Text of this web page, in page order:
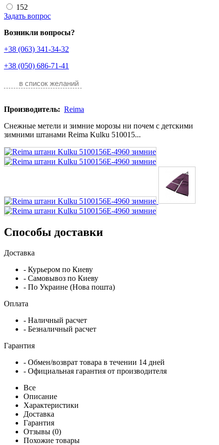
152
Задать вопрос
Возникли вопросы?
+38 (063) 341-34-32
+38 (050) 686-71-41
в список желаний
Производитель: Reima
Снежные метели и зимние морозы ни почем с детскими
зимними штанами Reima Kulku 510015...
Способы доставки
Доставка
- Курьером по Киеву
- Самовывоз по Киеву
- По Украине (Нова пошта)
Оплата
- Наличный расчет
- Безналичный расчет
Гарантия
- Обмен/возврат товара в течении 14 дней
- Официальная гарантия от производителя
Все
Описание
Характеристики
Доставка
Гарантия
Отзывы (0)
Похожие товары